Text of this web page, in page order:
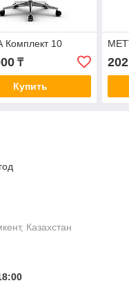
10
₸
Купить
Казахстан